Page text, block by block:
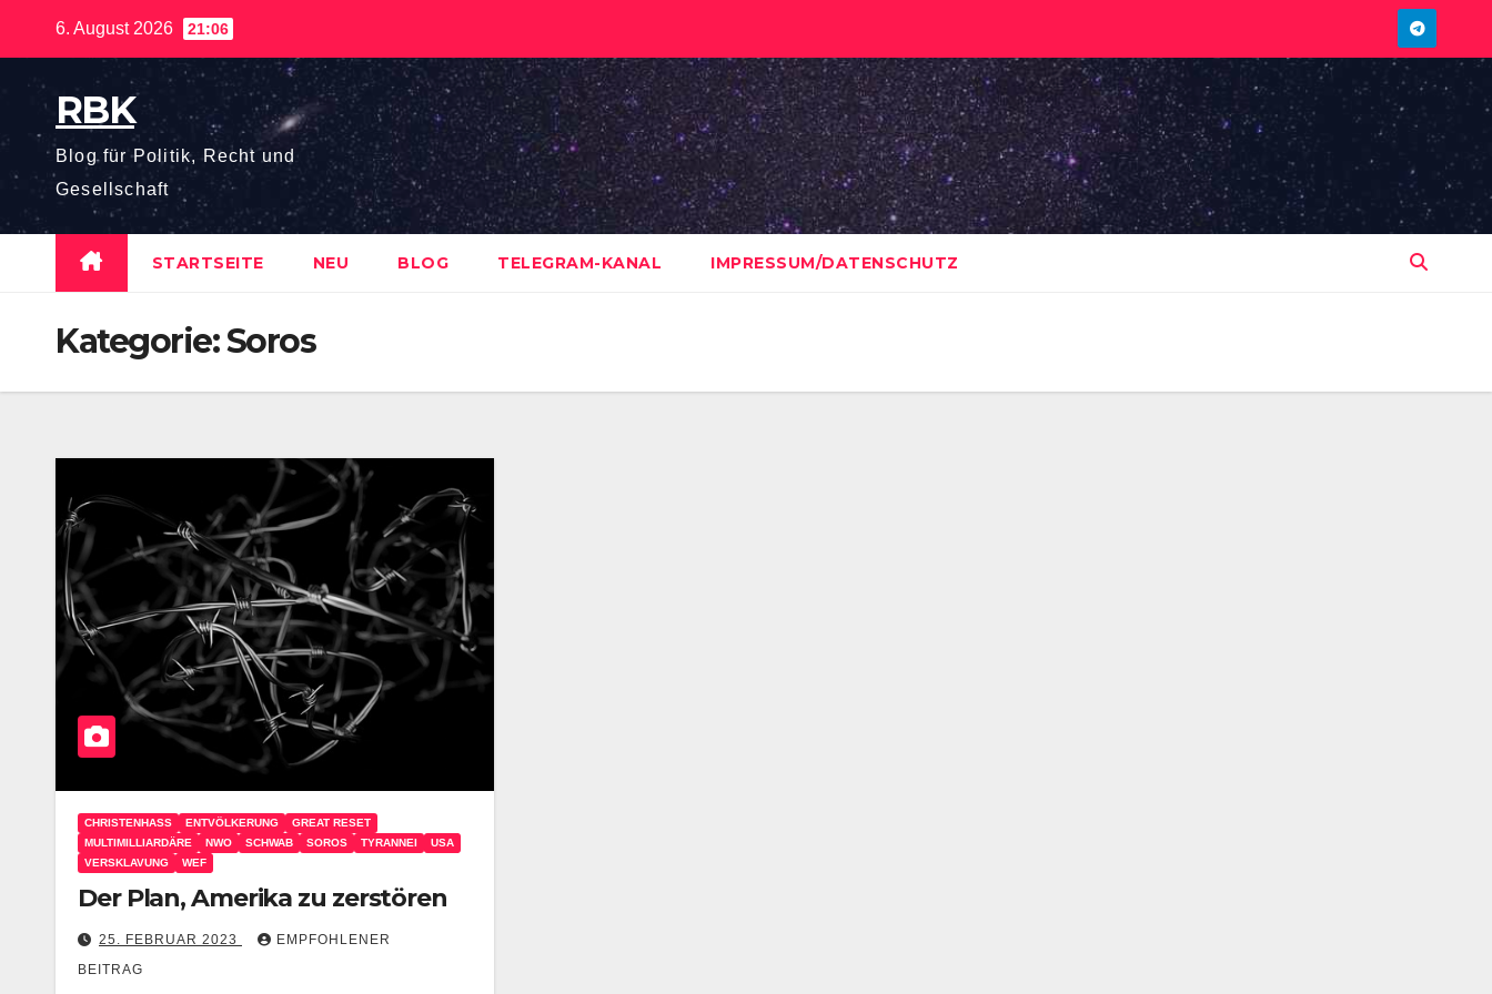
springen
6. August 2026 21:06
RBK
Blog für Politik, Recht und
Gesellschaft
STARTSEITE NEU BLOG TELEGRAM-KANAL IMPRESSUM/DATENSCHUTZ
Kategorie:Soros
CHRISTENHASS ENTVÖLKERUNG
GREAT RESET
MULTIMILLIARDÄRE
NWO SCHWAB SOROS TYRANNEI
USA
VERSKLAVUNG
WEF
Der Plan, Amerika zu zerstören
25. FEBRUAR 2023
EMPFOHLENER
BEITRAG